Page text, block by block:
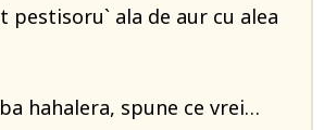
pestisoru` ala de aur cu alea
hahalera, spune ce vrei…